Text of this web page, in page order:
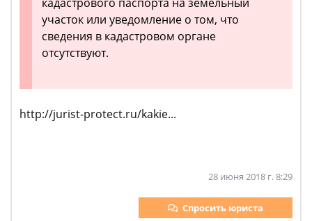
участок или уведомление о том, что
сведения в кадастровом органе
отсутствуют.
http://jurist-protect.ru/kakie...
28 июня 2018 г. 8:29
Спросить юриста